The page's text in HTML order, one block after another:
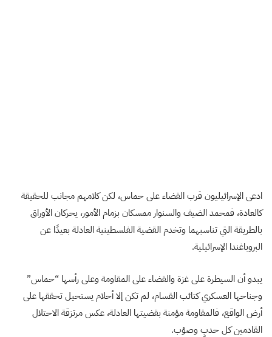
ادعى الإسرائيليون قرب القضاء على حماس، لكن كلامهم مجانب للحقيقة
كالعادة، فمحمد الضيف والسنوار ممسكان بزمام الأمور، يحركان الأوراق
بالطريقة التي تناسبهما وتخدم القضية الفلسطينية العادلة بعيدًا عن
البروباغندا الإسرائيلية.
يبدو أن السيطرة على غزة والقضاء على المقاومة وعلى رأسها “حماس”
وجناحها العسكري كتائب القسام، لم تكن إلا أحلام يستحيل تحققها على
أرض الواقع، فالمقاومة مؤمنة بقضيتها العادلة، عكس مرتزقة الاحتلال
القادمين كل حدبٍ وصوْب.